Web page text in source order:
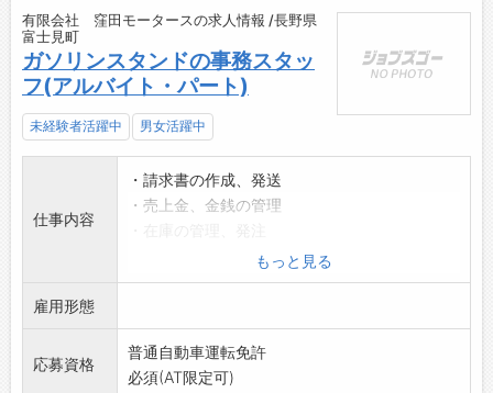
有限会社 窪田モータースの求人情報 /長野県
富士見町
ガソリンスタンドの事務スタッ
フ(アルバイト・パート)
未経験者活躍中 男女活躍中
仕事内容
・請求書の作成、発送
・売上金、金銭の管理
・来客対応、電話対応
・お車の引取納車、洗車、室内清掃、車検案内
等
業務の範囲:会社の定める業務
もっと見る
雇用形態
応募資格
普通自動車運転免許
必須(AT限定可)